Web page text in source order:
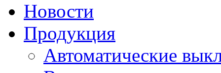
Новости
Продукция
Автоматические